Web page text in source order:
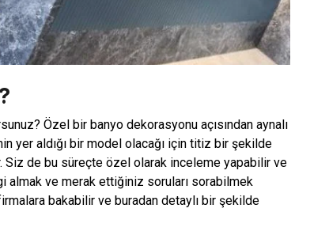
Özel bir banyo dekorasyonu açısından aynalı
yer aldığı bir model olacağı için titiz bir şekilde
Siz de bu süreçte özel olarak inceleme yapabilir ve
almak ve merak ettiğiniz soruları sorabilmek
bakabilir ve buradan detaylı bir şekilde